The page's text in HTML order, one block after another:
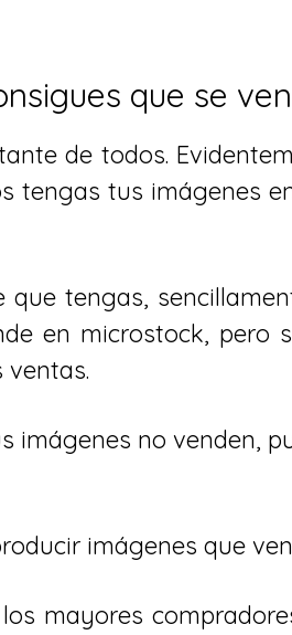
que se
de todos.
tengas tus imágenes
que tengas,
en microstock, pero
ventas.
imágenes no venden,
imágenes que
mayores